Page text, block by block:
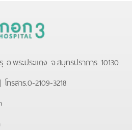
.พระประแดง จ.สมุทรปราการ 10130
| โทรสาร.0-2109-3218